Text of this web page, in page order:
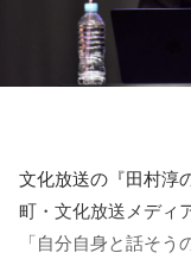
う。ラッキーアイテ
【6位】乙女座（お
【7位】牡羊座（お
マイペースに過ごせ
したり、書類の整理
文化放送の『田村淳
町・文化放送メディ
「自分自身と話そう